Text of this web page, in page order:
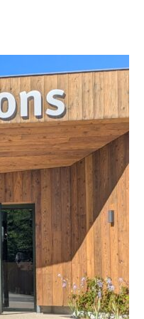
locale
–
Hebdo39